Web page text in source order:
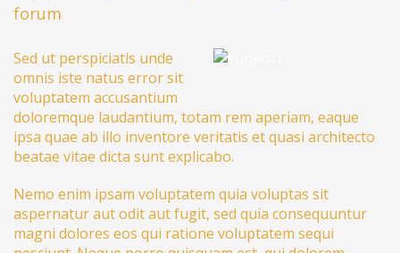
forum
Sed ut perspiciatis unde
omnis iste natus error sit
voluptatem accusantium
doloremque laudantium, totam rem aperiam, eaque
ipsa quae ab illo inventore veritatis et quasi architecto
beatae vitae dicta sunt explicabo.
Nemo enim ipsam voluptatem quia voluptas sit
aspernatur aut odit aut fugit, sed quia consequuntur
magni dolores eos qui ratione voluptatem sequi